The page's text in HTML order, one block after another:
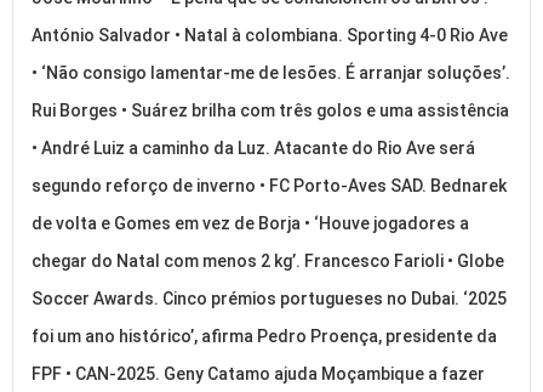
António Salvador • Natal à colombiana. Sporting 4-0 Rio Ave
• ‘Não consigo lamentar-me de lesões. É arranjar soluções’.
Rui Borges • Suárez brilha com três golos e uma assistência
• André Luiz a caminho da Luz. Atacante do Rio Ave será
segundo reforço de inverno • FC Porto-Aves SAD. Bednarek
de volta e Gomes em vez de Borja • ‘Houve jogadores a
chegar do Natal com menos 2 kg’. Francesco Farioli • Globe
Soccer Awards. Cinco prémios portugueses no Dubai. ‘2025
foi um ano histórico’, afirma Pedro Proença, presidente da
FPF • CAN-2025. Geny Catamo ajuda Moçambique a fazer